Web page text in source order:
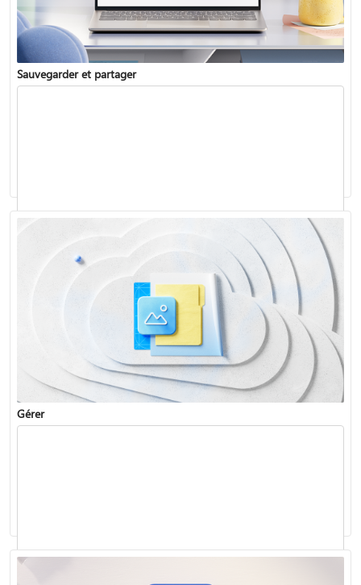
Sauvegarder et partager
Gérer